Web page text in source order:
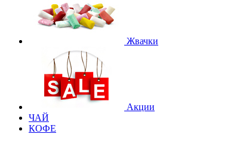
Жвачки
Акции
ЧАЙ
КОФЕ